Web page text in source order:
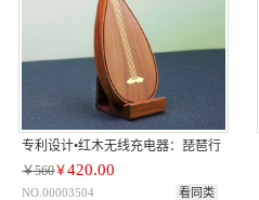
专利设计•红木无线充电器：琵琶行
￥560￥420.00
NO.00003504 看同类